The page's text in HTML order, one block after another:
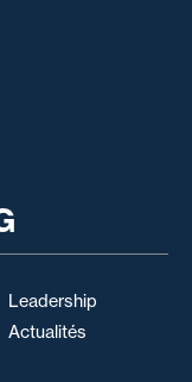
Leadership
Actualités